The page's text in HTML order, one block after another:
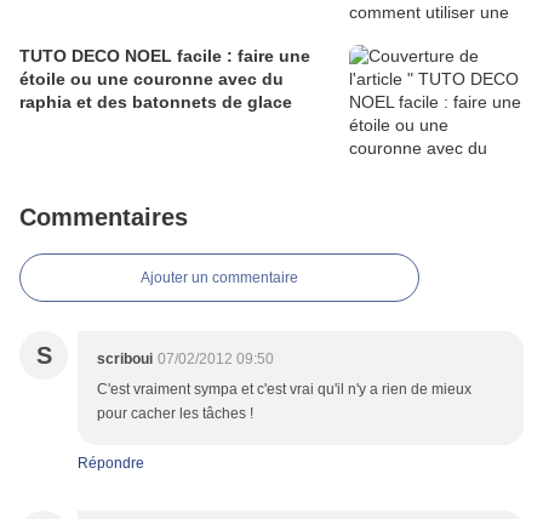
TUTO DECO NOEL facile : faire une
étoile ou une couronne avec du
raphia et des batonnets de glace
Commentaires
Ajouter un commentaire
S scriboui 07/02/2012 09:50
C'est vraiment sympa et c'est vrai qu'il n'y a rien de mieux
pour cacher les tâches !
Répondre